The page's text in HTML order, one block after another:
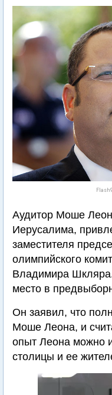
Аудитор Моше
Иерусалима,
заместителя
олимпийского
Владимира
место в
Он заявил, что
Моше Леона, и
опыт Леона можно
столицы и ее